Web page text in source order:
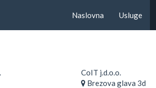
Naslovna Usluge
CoIT j.d.o.o.
Brezova glava 3d